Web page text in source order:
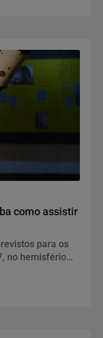
como assistir
para os
no hemisfério